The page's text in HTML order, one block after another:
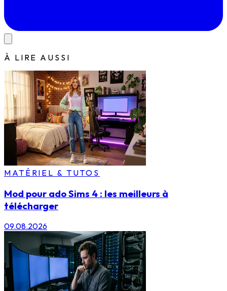
À LIRE AUSSI
MATÉRIEL & TUTOS
Mod pour ado Sims 4 : les meilleurs à
télécharger
09.08.2026